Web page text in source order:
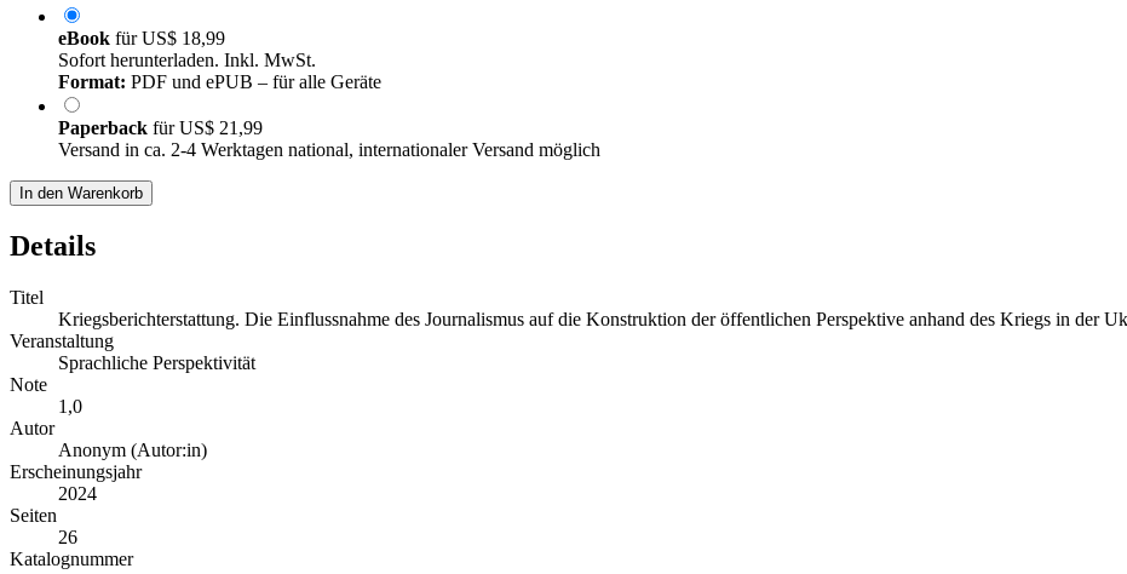
eBook fürUS$ 18,99
Sofort herunterladen. Inkl. MwSt.
Format: PDF und ePUB – für alle Geräte
Paperback fürUS$ 21,99
Versand in ca. 2-4 Werktagen national, internationaler Versand möglich
In den Warenkorb
Details
Titel
Kriegsberichterstattung. Die Einflussnahme des Journalismus auf die Konstruktion der öffentlichen Perspektive anhand des Kriegs in der
Veranstaltung
Sprachliche Perspektivität
Note
1,0
Autor
Anonym (Autor:in)
Erscheinungsjahr
2024
Seiten
26
Katalognummer